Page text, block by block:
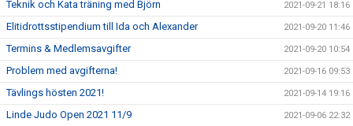
Teknik och Kata träning med Björn 2021-09-21 18:16
Elitidrottsstipendium till Ida och Alexander 2021-09-20 11:46
Termins & Medlemsavgifter 2021-09-20 10:54
Problem med avgifterna! 2021-09-16 09:53
Tävlings hösten 2021! 2021-09-14 19:16
Linde Judo Open 2021 11/9 2021-09-06 22:32